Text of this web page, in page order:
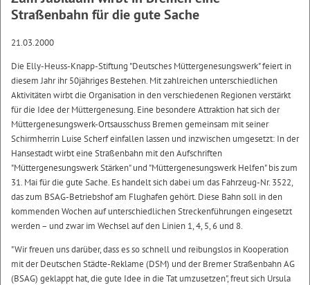
Straßenbahn für die gute Sache
21.03.2000
Die Elly-Heuss-Knapp-Stiftung "Deutsches Müttergenesungswerk" feiert in
diesem Jahr ihr 50jähriges Bestehen. Mit zahlreichen unterschiedlichen
Aktivitäten wirbt die Organisation in den verschiedenen Regionen verstärkt
für die Idee der Müttergenesung. Eine besondere Attraktion hat sich der
Müttergenesungswerk-Ortsausschuss Bremen gemeinsam mit seiner
Schirmherrin Luise Scherf einfallen lassen und inzwischen umgesetzt: In der
Hansestadt wirbt eine Straßenbahn mit den Aufschriften
"Müttergenesungswerk Stärken" und "Müttergenesungswerk Helfen" bis zum
31. Mai für die gute Sache. Es handelt sich dabei um das Fahrzeug-Nr. 3522,
das zum BSAG-Betriebshof am Flughafen gehört. Diese Bahn soll in den
kommenden Wochen auf unterschiedlichen Streckenführungen eingesetzt
werden – und zwar im Wechsel auf den Linien 1, 4, 5, 6 und 8.
"Wir freuen uns darüber, dass es so schnell und reibungslos in Kooperation
mit der Deutschen Städte-Reklame (DSM) und der Bremer Straßenbahn AG
(BSAG) geklappt hat, die gute Idee in die Tat umzusetzen", freut sich Ursula